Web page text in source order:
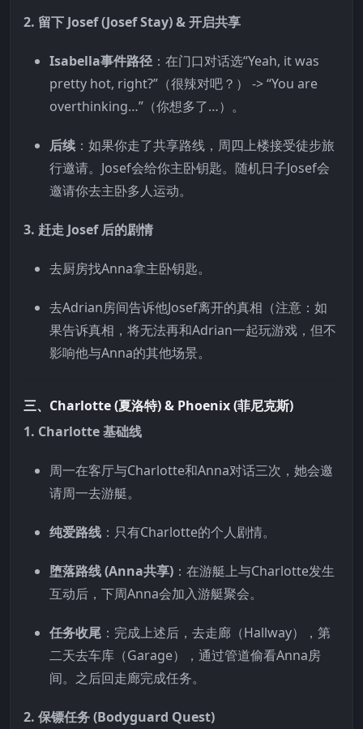
2. 留下 Josef (Josef Stay) & 开启共享
Isabella事件路径 ：在门口对话选“Yeah, it was
pretty hot, right?”（很辣对吧？） -> “You are
overthinking…”（你想多了…）。
后续 ：如果你走了共享路线，周四上楼接受徒步旅
行邀请。Josef会给你主卧钥匙。随机日子Josef会
邀请你去主卧多人运动。
3. 赶走 Josef 后的剧情
去厨房找Anna拿主卧钥匙。
去Adrian房间告诉他Josef离开的真相（注意：如
果告诉真相，将无法再和Adrian一起玩游戏，但不
影响他与Anna的其他场景。
三、Charlotte (夏洛特) & Phoenix (菲尼克斯)
1. Charlotte 基础线
周一在客厅与Charlotte和Anna对话三次，她会邀
请周一去游艇。
纯爱路线 ：只有Charlotte的个人剧情。
堕落路线 (Anna共享) ：在游艇上与Charlotte发生
互动后，下周Anna会加入游艇聚会。
任务收尾 ：完成上述后，去走廊（Hallway），第
二天去车库（Garage），通过管道偷看Anna房
间。之后回走廊完成任务。
2. 保镖任务 (Bodyguard Quest)